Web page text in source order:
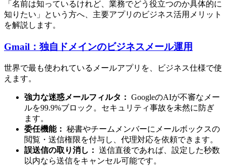
「名前は知っているけれど、業務でどう役立つのか具体的に
知りたい」という方へ、主要アプリのビジネス活用メリット
を解説します。
Gmail：独自ドメインのビジネスメール運用
世界で最も使われているメールアプリを、ビジネス仕様で使
えます。
強力な迷惑メールフィルタ： GoogleのAIが不審なメー
ルを99.9%ブロック。セキュリティ事故を未然に防ぎ
ます。
委任機能： 秘書やチームメンバーにメールボックスの
閲覧・送信権限を付与し、代理対応を依頼できます。
誤送信の取り消し： 送信直後であれば、設定した秒数
以内なら送信をキャンセル可能です。